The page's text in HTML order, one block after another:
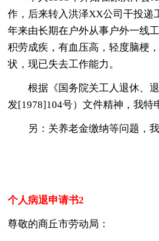
作，后来转入洪泽XX公司干投递
年来由长期在户外从事户外一线
积劳成疾，有血压高，轻度脑梗
状，现已失去工作能力。
根据《国务院关工人退休、退
发[1978]104号）文件精神，我特
另：关养老金缴纳等问题，我
个人病退申请书2
尊敬的商丘市劳动局：